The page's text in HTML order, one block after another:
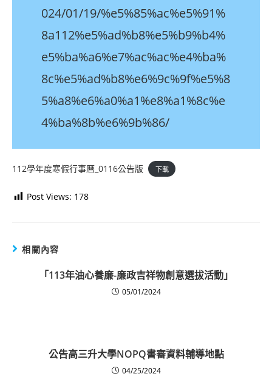
024/01/19/%e5%85%ac%e5%91%
8a112%e5%ad%b8%e5%b9%b4%
e5%ba%a6%e7%ac%ac%e4%ba%
8c%e5%ad%b8%e6%9c%9f%e5%8
5%a8%e6%a0%a1%e8%a1%8c%e
4%ba%8b%e6%9b%86/
112學年度寒假行事曆_0116公告版 下載
Post Views: 178
相關內容
「113年油心養廉-廉政吉祥物創意選拔活動」
05/01/2024
公告高三升大學NOPQ書審資料輔導地點
04/25/2024